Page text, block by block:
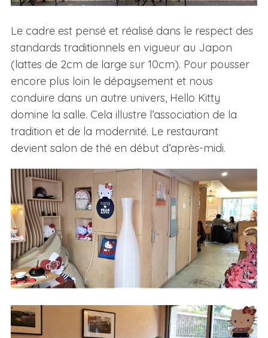
Le cadre est pensé et réalisé dans le respect des
standards traditionnels en vigueur au Japon
(lattes de 2cm de large sur 10cm). Pour pousser
encore plus loin le dépaysement et nous
conduire dans un autre univers, Hello Kitty
domine la salle. Cela illustre l’association de la
tradition et de la modernité. Le restaurant
devient salon de thé en début d’après-midi.